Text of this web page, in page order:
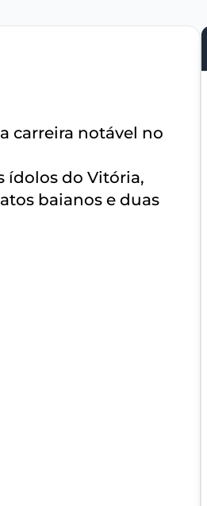
carreira notável no
ídolos do Vitória,
baianos e duas